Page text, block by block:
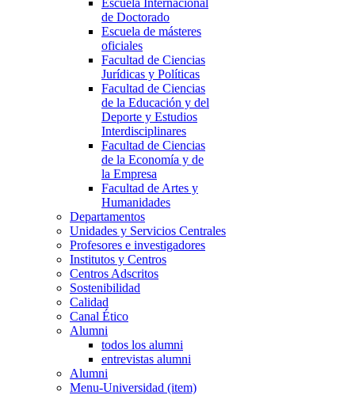
Escuela Internacional
de Doctorado
Escuela de másteres
oficiales
Facultad de Ciencias
Jurídicas y Políticas
Facultad de Ciencias
de la Educación y del
Deporte y Estudios
Interdisciplinares
Facultad de Ciencias
de la Economía y de
la Empresa
Facultad de Artes y
Humanidades
Departamentos
Unidades y Servicios Centrales
Profesores e investigadores
Institutos y Centros
Centros Adscritos
Sostenibilidad
Calidad
Canal Ético
Alumni
todos los alumni
entrevistas alumni
Alumni
Menu-Universidad (item)